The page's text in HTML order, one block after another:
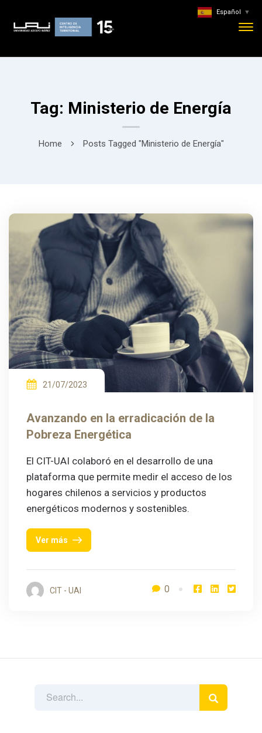
Tag: Ministerio de Energía
Home Posts Tagged "Ministerio de Energía"
21/07/2023
Avanzando en la erradicación de la
Pobreza Energética
El CIT-UAI colaboró en el desarrollo de una
plataforma que permite medir el acceso de los
hogares chilenos a servicios y productos
energéticos modernos y sostenibles.
Ver más
CIT - UAI 0
Español ▼